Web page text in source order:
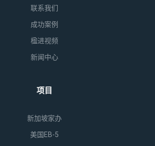
联系我们
成功案例
楹进视频
新闻中心
项目
新加坡家办
美国EB-5